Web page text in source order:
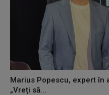
Marius Popescu, expert în
„Vreți să...